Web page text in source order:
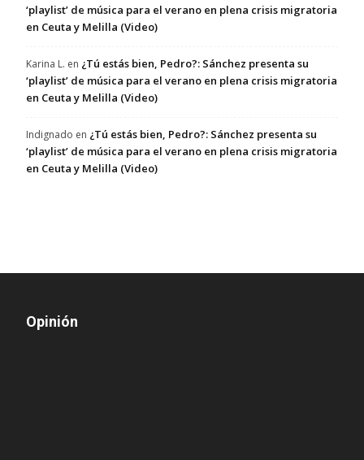
‘playlist’ de música para el verano en plena crisis migratoria
en Ceuta y Melilla (Video)
Karina L. en ¿Tú estás bien, Pedro?: Sánchez presenta su
‘playlist’ de música para el verano en plena crisis migratoria
en Ceuta y Melilla (Video)
Indignado en ¿Tú estás bien, Pedro?: Sánchez presenta su
‘playlist’ de música para el verano en plena crisis migratoria
en Ceuta y Melilla (Video)
Opinión